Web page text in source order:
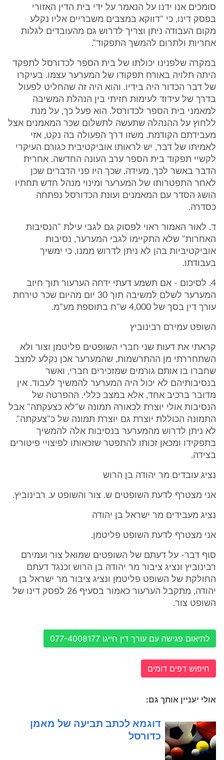
סומכים אנו ידנו על הנאמר על ידי בית הדין האזורי
בפסק דינו, כי "דווקא במצבים משבריים אליו נקלע
מקום העבודה ניתן וצריך לדרוש גם מהעובדים לגלות
אחריות ולתרום להמשך התפקוד".
במקרה שלפנינו יכולתו של בית הספר לכדורסל לתפקד
היתה תלויה באורח תפקודו של המערער עצמו. בעיקרו
של דבר הכדור היה בידיו. והוא היה זה שהחליט לפעול
בדרך של עידוד לעימות חזיתי בין הנהלת המשיבה
למאמני בית הספר לכדורסל. הוא פעל כך, על מנת
ללחוץ על ההנהלה שתעשה לתשלום שכר המאמנים אצל
מעבידתם הקודמת. משזו דרך הפעולה בה נקט, אזי
לאמיתו של דבר, יש לראותו אוביקטיבית כגורם העיקרי
לקשיי תפקוד בית הספר ערב העונה החדשה. אחרית
הדבר באשר לכך, מעידה, שכך היו פני הדברים שכן
לאחר התפטרותו של המערער ומינוי מנהל חדש תחתיו
הושג הסדר עם המאמנים ועונת הכדורסל נפתחה
כסדרה.
ד. לאור האמור ראוי לפסוק גם לגבי עילת "הנסיבות
האחרות" שלא התקיימו לגבי המערער, נסיבות
אוביקטיביות בהן לא ניתן לדרוש ממנו, כי ימשיך
בעבודתו.
4. לסיכום - אם תשמע דעתי ידחה הערעור תוך חיוב
המערער לשלם למשיבה תוך 30 יום מהיום שכר טירחת
עורך דין בסך של 4,000 ש"ח בתוספת מע"מ.
השופט עמירם רבינוביץ
קראתי את דעות שני חברי השופטים פליטמן וצור ולא
השתחררתי מן ההתרשמות, שהמערער אכן נקלע למצב
שחברו בו אותם גורמים שמזכירים חברי, ואשר
בנסיבותיהם לא יכול היה המערער להמשיך לעבוד. אין
מדובר ברכיב אחד, אלא במצב כללי. ההפרטה של
הנסיבות אולי יוצרת לכאורה תמונה ש"לא כצעקתה" אבל
התמונה הכוללת יוצרת גם יוצרת תמונה של כ"צעקתה".
לא ניתן לדרוש מהמערער בנסיבות אלה להמשיך
בתפקידו ומכאן זכותו להתפטר שזכאותו לפיצויי פיטורים
בצידה.
נציג עובדים מר יהודה בן הרוש
אני מצטרף לדעת השופטים ש. צור והשופט ע. רבינוביץ.
נציג מעבידים מר ישראל בן יהודה
אני מצטרף לדעת השופט פליטמן.
סוף דבר- על דעתם של השופטים שמואל צור ועמירם
רבינוביץ ונציג ציבור מר יהודה בן הרוש וכנגד דעתם
החולקת של השופט פליטמן ונציג ציבור מר ישראל בן
יהודה, מתקבל הערעור כאמור בסעיף 26 לפסק דינו של
השופט צור.
לתיאום פגישה עם עורך דין חייגו 077-4008177
חיפוש דפים דומים
אולי יעניין אותך גם:
דוגמא לכתב תביעה של מאמן
כדורסל